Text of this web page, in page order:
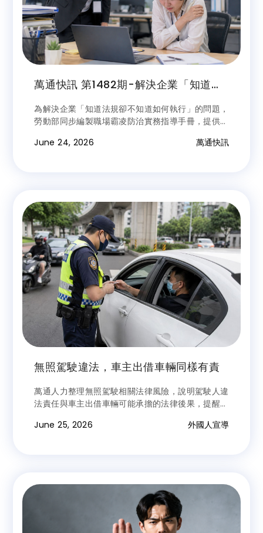
萬通快訊 第1482期-解決企業「知道法
凌防治手冊與配套措施
為解決企業「知道法規卻不知道如何執行」的問題，
勞動部同步編製職場霸凌防治實務指導手冊，提供各
範本、申訴書範本、利益迴避聲明文件、調查報告格
June 24, 2026 萬通快訊
無照駕駛違法，車主出借車輛同樣有責
萬通人力整理無照駕駛相關法律風險，說明駕駛人違
法責任與車主出借車輛可能承擔的法律後果，提醒民
June 25, 2026 外國人宣導